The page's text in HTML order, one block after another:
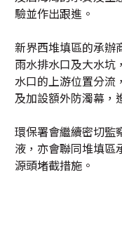
驗並作出跟進。
新界西堆填區的承辦
雨水排水口及大水坑
水口的上游位置分流
及加設額外防濁幕，
環保署會繼續密切監
液，亦會聯同堆填區
源頭堵截措施。